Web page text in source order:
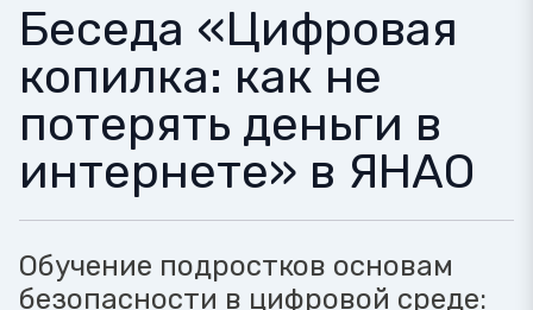
Беседа «Цифровая
копилка: как не
потерять деньги в
интернете» в ЯНАО
Обучение подростков основам
безопасности в цифровой среде: